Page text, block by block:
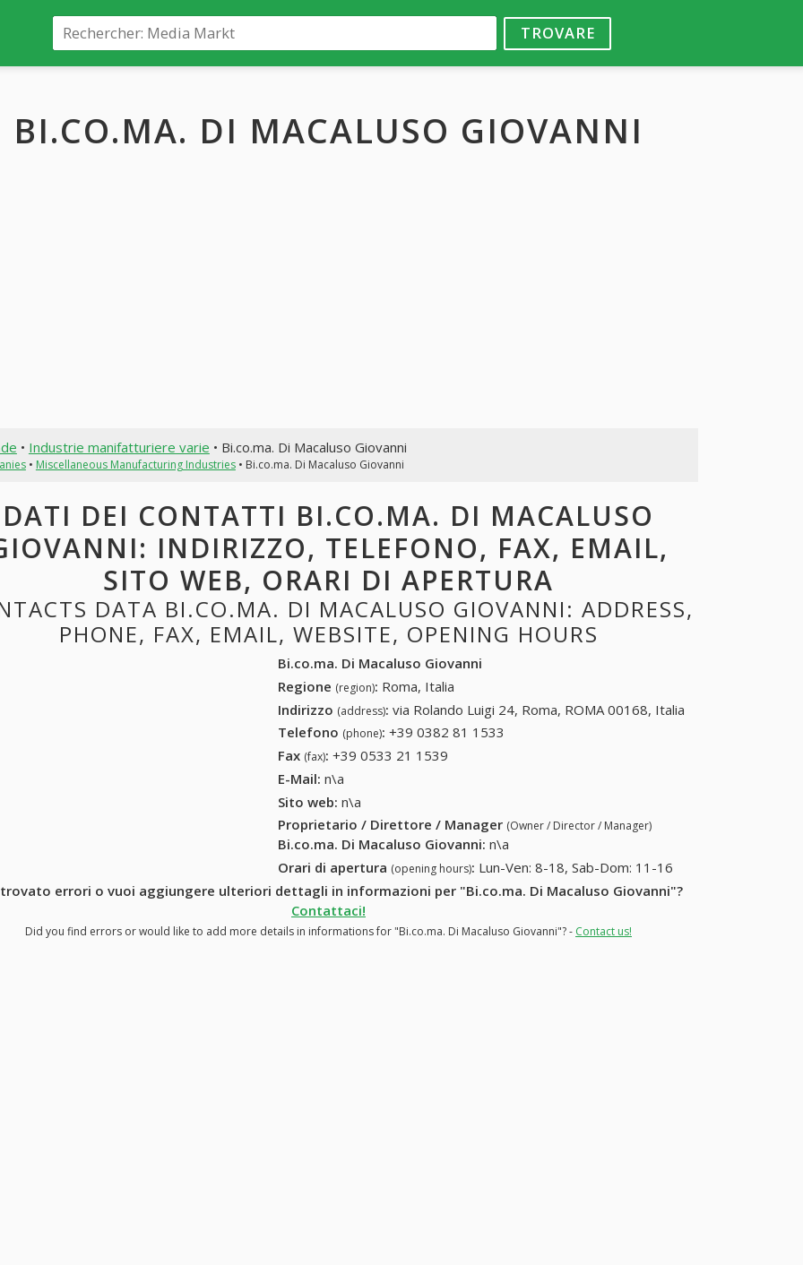
TROVARE
BI.CO.MA. DI MACALUSO GIOVANNI
• Industrie manifatturiere varie • Bi.co.ma. Di Macaluso Giovanni
• Miscellaneous Manufacturing Industries• Bi.co.ma. Di Macaluso Giovanni
DATI DEI CONTATTI BI.CO.MA. DI MACALUSO
INDIRIZZO, TELEFONO, FAX, EMAIL,
SITO WEB, ORARI DI APERTURA
DATA BI.CO.MA. DI MACALUSO GIOVANNI: ADDRESS,
PHONE, FAX, EMAIL, WEBSITE, OPENING HOURS
Bi.co.ma. Di Macaluso Giovanni
Regione (region): Roma, Italia
Indirizzo (address): via Rolando Luigi 24, Roma, ROMA 00168, Italia
Telefono (phone): +39 0382 81 1533
Fax (fax): +39 0533 21 1539
E-Mail: n\a
Sito web: n\a
Proprietario / Direttore / Manager (Owner / Director / Manager)
Bi.co.ma. Di Macaluso Giovanni: n\a
Orari di apertura (opening hours): Lun-Ven: 8-18, Sab-Dom: 11-16
errori o vuoi aggiungere ulteriori dettagli in informazioni per "Bi.co.ma. Di Macaluso Giovanni"?
Contattaci!
Did you find errors or would like to add more details in informations for "Bi.co.ma. Di Macaluso Giovanni"? - Contact us!